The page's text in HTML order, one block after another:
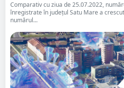
Comparativ cu ziua de 25.07.2022,
înregistrate în județul Satu Mare a
numărul...